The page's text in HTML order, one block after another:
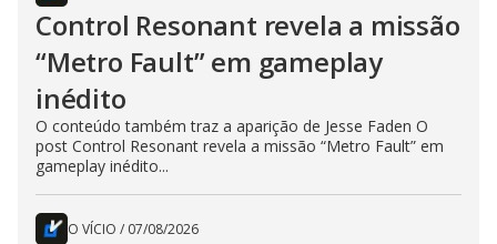
Control Resonant revela a missão
“Metro Fault” em gameplay
inédito
O conteúdo também traz a aparição de Jesse Faden O
post Control Resonant revela a missão “Metro Fault” em
gameplay inédito...
O VÍCIO / 07/08/2026